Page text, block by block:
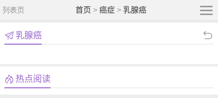
首页 > 癌症 > 乳腺癌
列表页
乳腺癌
热点阅读